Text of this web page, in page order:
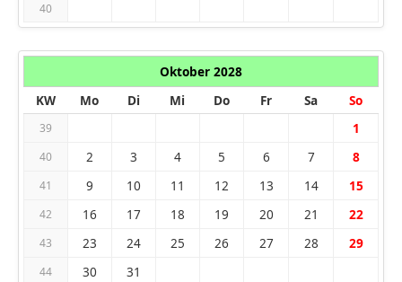
40
Oktober 2028
KW
Mo Di Mi Do Fr Sa So
39 1
40 2 3 4 5 6 7 8
41 9 10 11 12 13 14 15
42 16 17 18 19 20 21 22
43 23 24 25 26 27 28 29
44 30 31